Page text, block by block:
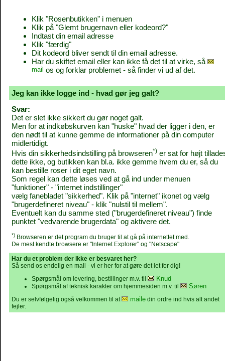
Klik "Rosenbutikken" i menuen
Klik på "Glemt brugernavn eller kodeord?"
Indtast din email adresse
Klik "færdig"
Dit kodeord bliver sendt til din email adresse.
Har du skiftet email eller kan ikke få det til at virke, så
mail os og forklar problemet - så finder vi ud af det.
Jeg kan ikke logge ind - hvad gør jeg galt?
Svar:
Det er slet ikke sikkert du gør noget galt.
Men for at indkøbskurven kan "huske" hvad der ligger i den, er
den nødt til at kunne gemme de informationer på din computer
midlertidigt.
Hvis din sikkerhedsindstilling på browseren*) er sat for højt
dette ikke, og butikken kan bl.a. ikke gemme hvem du er, så du
kan bestille roser i dit eget navn.
Som regel kan dette løses ved at gå ind under menuen
"funktioner" - "internet indstillinger"
vælg fanebladet "sikkerhed". Klik på "internet" ikonet og vælg
"brugerdefineret niveau" - klik "nulstil til mellem".
Eventuelt kan du samme sted ("brugerdefineret niveau") finde
punktet "vedvarende brugerdata" og aktivere det.
*) Browseren er det program du bruger til at gå på internettet med.
De mest kendte browsere er "Internet Explorer" og "Netscape"
Har du et problem der ikke er besvaret her?
Så send os endelig en mail - vi er her for at gøre det let for dig!
Spørgsmål om levering, bestillinger m.v. til
Knud
Spørgsmål af teknisk karakter om hjemmesiden m.v. til Søren
Du er selvfølgelig også velkommen til at maile din ordre ind hvis alt andet
fejler.